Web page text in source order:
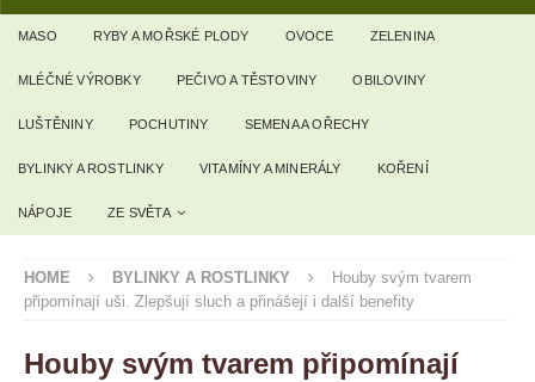
MASO RYBY A MOŘSKÉ PLODY OVOCE ZELENINA
MLÉČNÉ VÝROBKY PEČIVO A TĚSTOVINY OBILOVINY
LUŠTĚNINY POCHUTINY SEMENA A OŘECHY
BYLINKY A ROSTLINKY VITAMÍNY A MINERÁLY KOŘENÍ
NÁPOJE ZE SVĚTA
HOME BYLINKY A ROSTLINKY
Houby svým tvarem
připomínají uši. Zlepšují sluch a přinášejí i další benefity
Houby svým tvarem připomínají